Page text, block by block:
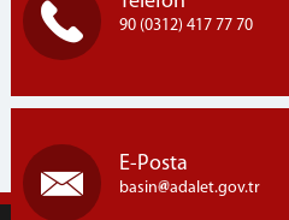
90 (0312) 417 77 70
E-Posta
basin adalet.gov.tr